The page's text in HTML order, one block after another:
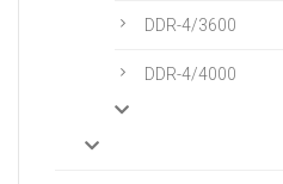
DDR-4/3600
DDR-4/4000